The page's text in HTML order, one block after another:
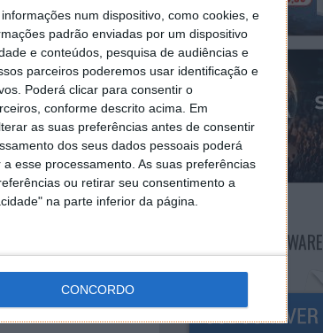
num dispositivo, como cookies, e
padrão enviadas por um dispositivo
e conteúdos, pesquisa de audiências e
parceiros poderemos usar identificação e
Poderá clicar para consentir o
conforme descrito acima. Em
as suas preferências antes de consentir
dos seus dados pessoais poderá
esse processamento. As suas preferências
ou retirar seu consentimento a
na parte inferior da página.
CONCORDO
NEWSLETTER PPLWARE